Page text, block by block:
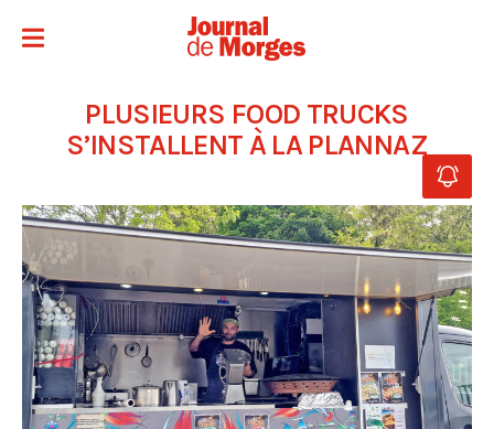
PLUSIEURS FOOD TRUCKS
S’INSTALLENT À LA PLANNAZ